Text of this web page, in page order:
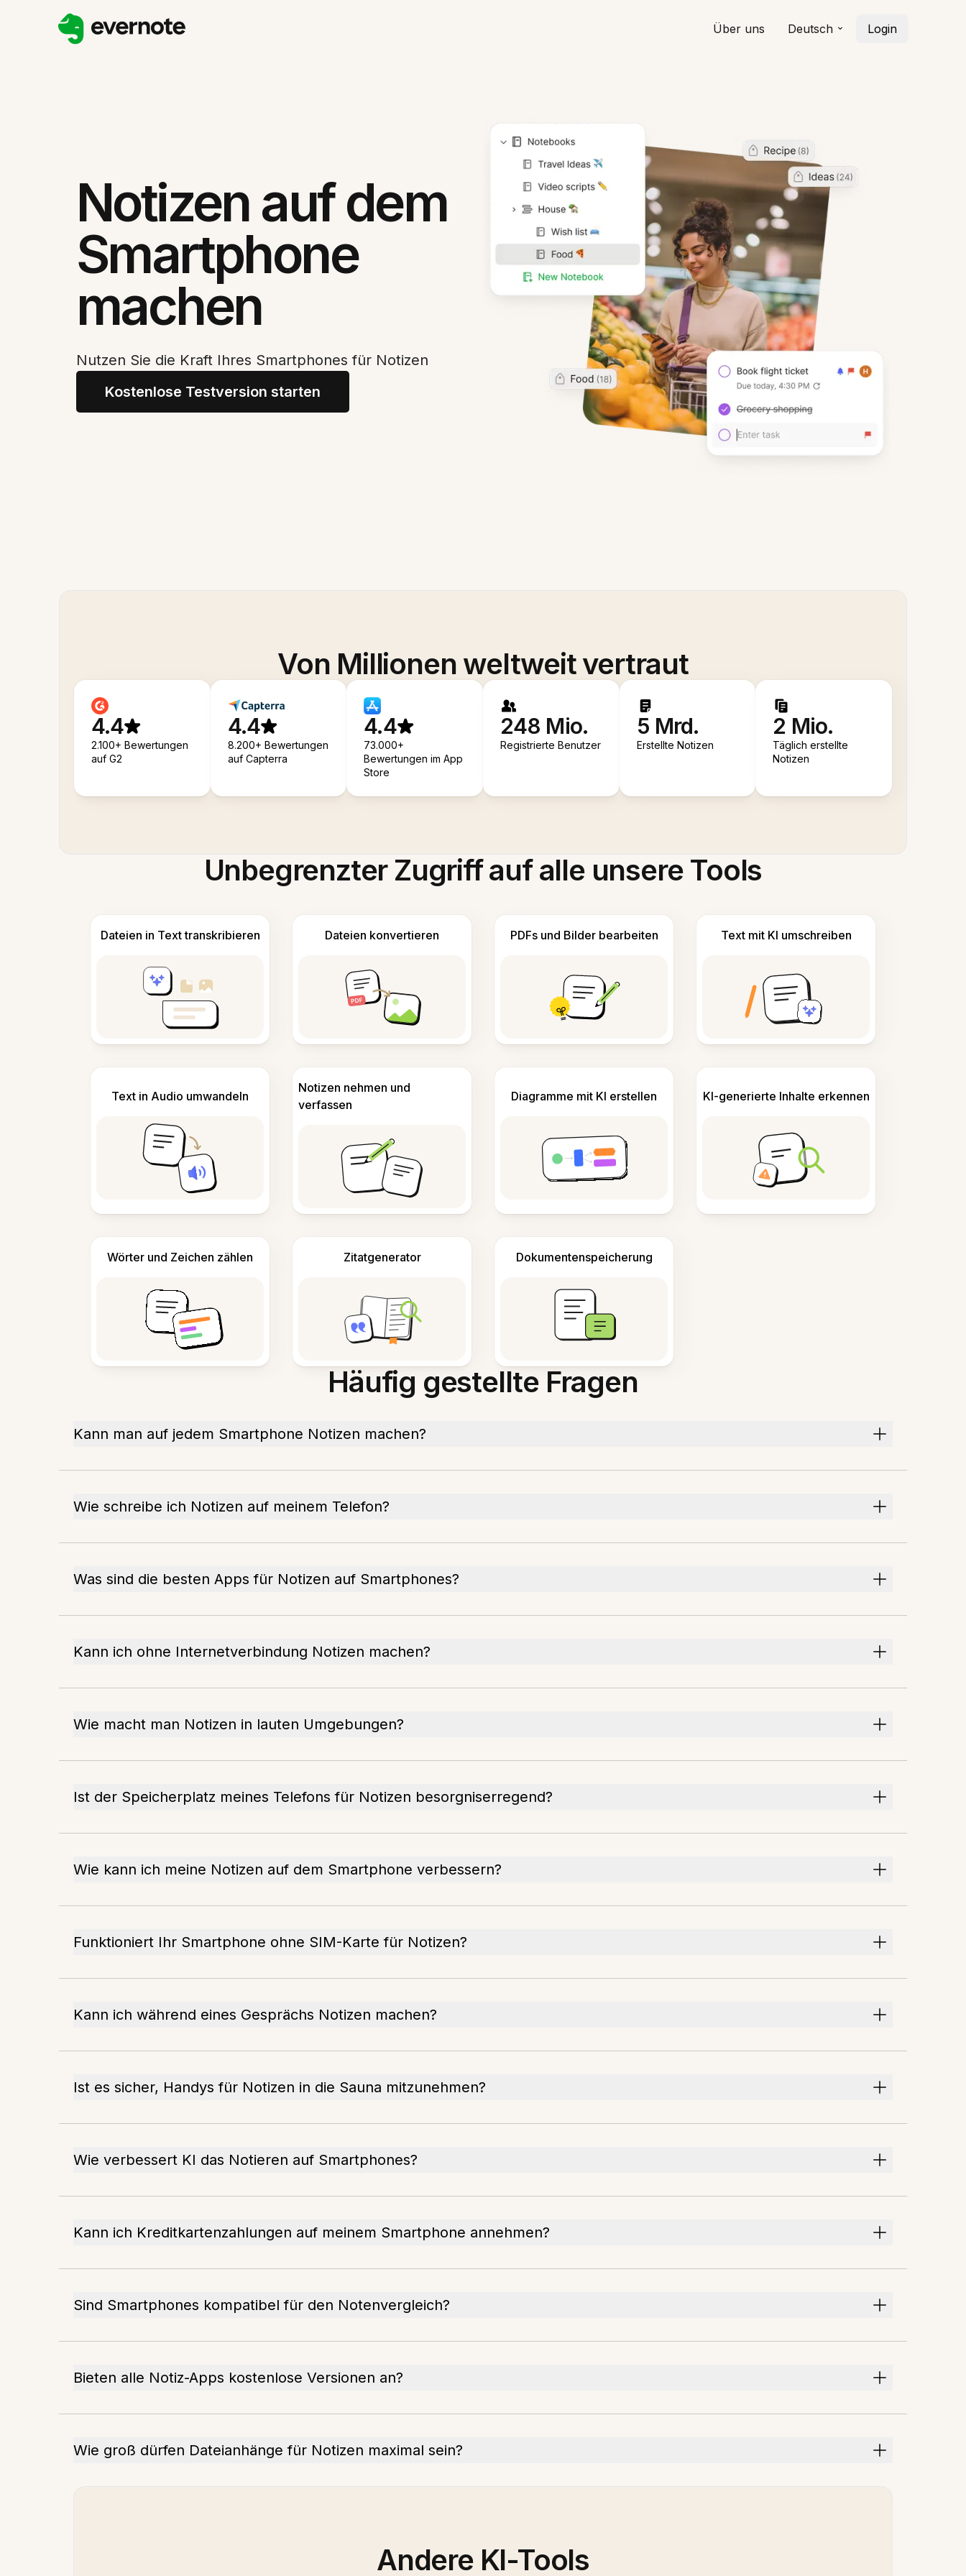
Über uns Deutsch Login
Notizen auf dem
Smartphone
machen
Nutzen Sie die Kraft Ihres Smartphones für Notizen
Kostenlose Testversion starten
Von Millionen weltweit vertraut
4.4
2.100+ Bewertungen
auf G2
4.4
8.200+ Bewertungen
auf Capterra
4.4
73.000+
Bewertungen im App
Store
248 Mio.
Registrierte Benutzer
5 Mrd.
Erstellte Notizen
2 Mio.
Täglich erstellte
Notizen
Unbegrenzter Zugriff auf alle unsere Tools
Dateien in Text transkribieren Dateien konvertieren PDFs und Bilder bearbeiten Text mit KI umschreiben
Text in Audio umwandeln
Notizen nehmen und
verfassen
Diagramme mit KI erstellen KI-generierte Inhalte erkennen
Wörter und Zeichen zählen Zitatgenerator Dokumentenspeicherung
Häufig gestellte Fragen
Kann man auf jedem Smartphone Notizen machen?
Wie schreibe ich Notizen auf meinem Telefon?
Was sind die besten Apps für Notizen auf Smartphones?
Kann ich ohne Internetverbindung Notizen machen?
Wie macht man Notizen in lauten Umgebungen?
Ist der Speicherplatz meines Telefons für Notizen besorgniserregend?
Wie kann ich meine Notizen auf dem Smartphone verbessern?
Funktioniert Ihr Smartphone ohne SIM-Karte für Notizen?
Kann ich während eines Gesprächs Notizen machen?
Ist es sicher, Handys für Notizen in die Sauna mitzunehmen?
Wie verbessert KI das Notieren auf Smartphones?
Kann ich Kreditkartenzahlungen auf meinem Smartphone annehmen?
Sind Smartphones kompatibel für den Notenvergleich?
Bieten alle Notiz-Apps kostenlose Versionen an?
Wie groß dürfen Dateianhänge für Notizen maximal sein?
Andere KI-Tools